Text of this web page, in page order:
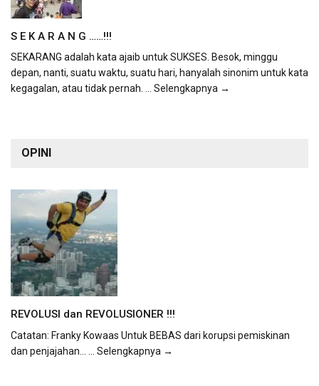
S E K A R A N G ……!!!
SEKARANG adalah kata ajaib untuk SUKSES. Besok, minggu
depan, nanti, suatu waktu, suatu hari, hanyalah sinonim untuk kata
kegagalan, atau tidak pernah. ... Selengkapnya →
OPINI
REVOLUSI dan REVOLUSIONER !!!
Catatan: Franky Kowaas Untuk BEBAS dari korupsi pemiskinan
dan penjajahan...
... Selengkapnya →